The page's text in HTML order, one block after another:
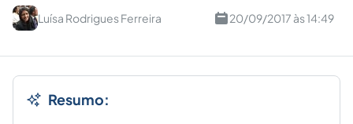
Luísa Rodrigues Ferreira 20/09/2017 às 14:49
Resumo: